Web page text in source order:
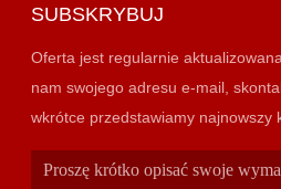
SUBSKRYBUJ
Oferta jest regularnie
nam swojego adresu e-mail,
wkrótce przedstawiamy